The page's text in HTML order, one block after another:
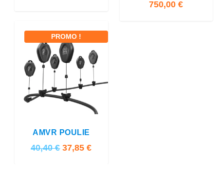
750,00€
PROMO !
AMVR POULIE
40,40€ L
37,85€L